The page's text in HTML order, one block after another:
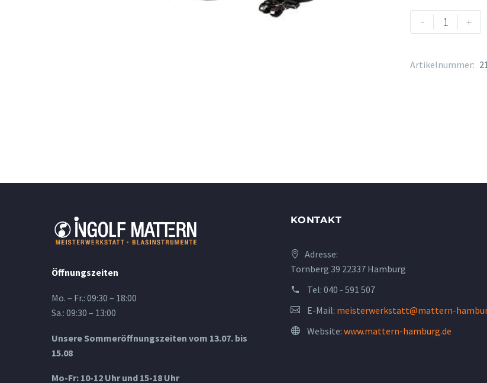
-
Protec
PB-
307-
+
Alternative:
Artikelnummer:
Öffnungszeiten
Mo. – Fr.: 09:30 – 18:00
Sa.: 09:30 – 13:00
Unsere Sommeröffnungszeiten vom 13.07. bis
15.08
Mo-Fr: 10-12 Uhr und 15-18 Uhr
KONTAKT
Adresse:
Tornberg 39 22337 Hamburg
Tel: 040 - 591 507
E-Mail: meisterwerkstatt@mattern-
Website: www.mattern-hamburg.de